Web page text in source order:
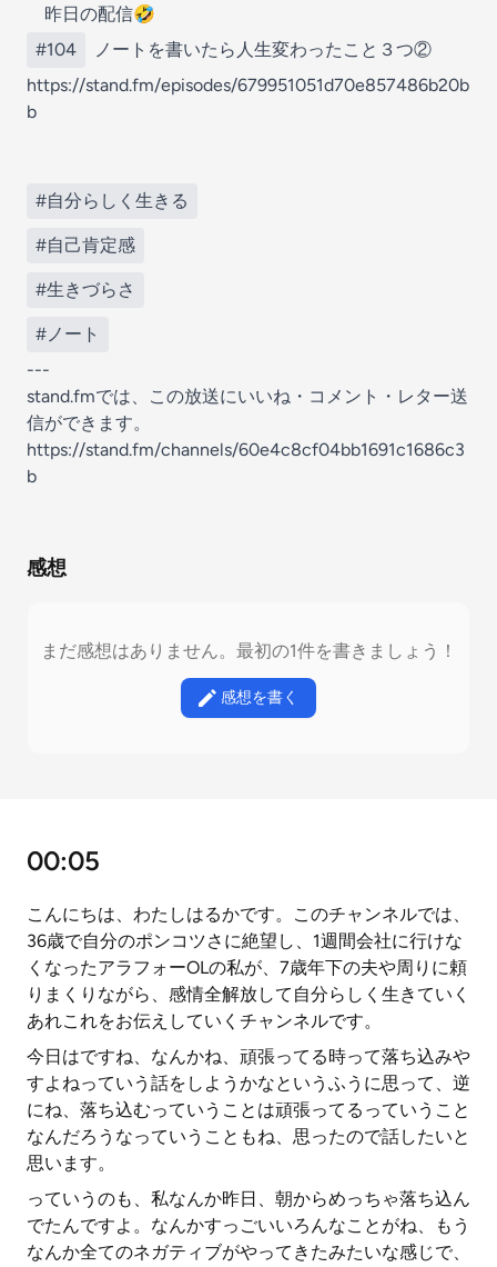
昨日の配信🤣
#104
ノートを書いたら人生変わったこと３つ②
https://stand.fm/episodes/679951051d70e857486b20b
b
#自分らしく生きる
#自己肯定感
#生きづらさ
#ノート
---
stand.fmでは、この放送にいいね・コメント・レター送
信ができます。
https://stand.fm/channels/60e4c8cf04bb1691c1686c3
b
感想
まだ感想はありません。最初の1件を書きましょう！
感想を書く
00:05
こんにちは、わたしはるかです。このチャンネルでは、
36歳で自分のポンコツさに絶望し、1週間会社に行けな
くなったアラフォーOLの私が、7歳年下の夫や周りに頼
りまくりながら、感情全解放して自分らしく生きていく
あれこれをお伝えしていくチャンネルです。
今日はですね、なんかね、頑張ってる時って落ち込みや
すよねっていう話をしようかなというふうに思って、逆
にね、落ち込むっていうことは頑張ってるっていうこと
なんだろうなっていうこともね、思ったので話したいと
思います。
っていうのも、私なんか昨日、朝からめっちゃ落ち込ん
でたんですよ。なんかすっごいいろんなことがね、もう
なんか全てのネガティブがやってきたみたいな感じで、